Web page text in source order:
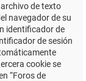
de texto
navegador de su
identificador de
de sesión
cookie se
“Foros de